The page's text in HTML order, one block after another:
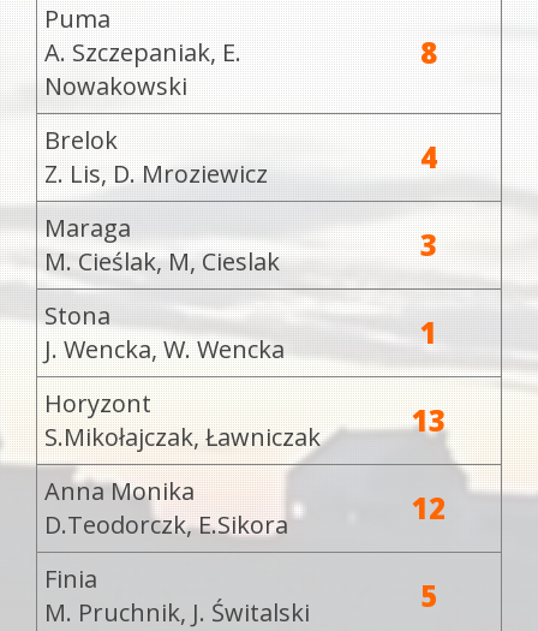
Puma
A. Szczepaniak, E.
Nowakowski
8
Brelok
Z. Lis, D. Mroziewicz
4
Maraga
M. Cieślak, M, Cieslak
3
Stona
J. Wencka, W. Wencka
1
Horyzont
S.Mikołajczak, Ławniczak
13
Anna Monika
D.Teodorczk, E.Sikora
12
Finia
M. Pruchnik, J. Świtalski
5